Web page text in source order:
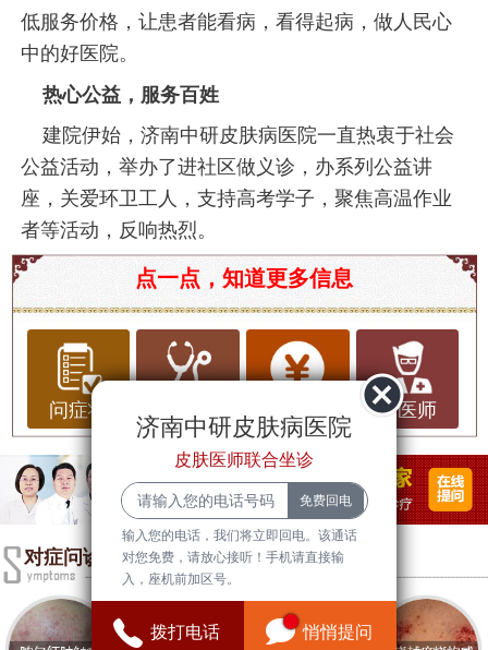
低服务价格，让患者能看病，看得起病，做人民心
中的好医院。
热心公益，服务百姓
建院伊始，济南中研皮肤病医院一直热衷于社会
公益活动，举办了进社区做义诊，办系列公益讲
座，关爱环卫工人，支持高考学子，聚焦高温作业
者等活动，反响热烈。
临沂市作为山东省的重要城市，越来越多的人关注
皮肤健康问题。皮肤病的种类繁多，病因复杂，因
此选择一家专业的皮肤病医院至关重要。在临沂，
虽然有多家医疗机构提供皮肤科服务，但许多患者
更倾向于前往济南的专业皮肤病医院就医。
济南皮肤科简介
济南市是山东省的省会，拥有众多知名的医院和医
疗机构。其中，济南中研皮肤病医院以其专业的医
疗团队和先进的治疗技术受到患者的青睐。医院设
有多个皮肤科诊室，针对各种皮肤疾病，如湿疹、
牛皮癣、痤疮、皮肤过敏等，提供全面的诊疗服
务。
点一点，知道更多信息
问症状 问医师
对症问诊
济南中研皮肤病医院
皮肤医师联合坐诊
输入您的电话，我们将立即回电。该通话
对您免费，请放心接听！手机请直接输
入，座机前加区号。
拨打电话 悄悄提问